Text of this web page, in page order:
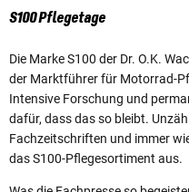
S100 Pflegetage
Die Marke S100 der Dr. O.K.
der Marktführer für Motorrad-
Intensive Forschung und
dafür, dass das so bleibt.
Fachzeitschriften und immer
das S100-Pflegesortiment aus.